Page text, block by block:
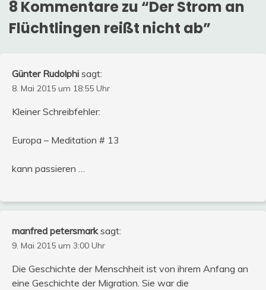
8 Kommentare zu “Der Strom an
Flüchtlingen reißt nicht ab”
Günter Rudolphi sagt:
8. Mai 2015 um 18:55 Uhr
Kleiner Schreibfehler:
Europa – Meditation # 13
kann passieren …
manfred petersmark sagt:
9. Mai 2015 um 3:00 Uhr
Die Geschichte der Menschheit ist von ihrem Anfang an
eine Geschichte der Migration. Sie war die